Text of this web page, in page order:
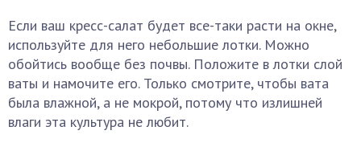
Если ваш кресс-салат будет все-таки расти на окне,
используйте для него небольшие лотки. Можно
обойтись вообще без почвы. Положите в лотки слой
ваты и намочите его. Только смотрите, чтобы вата
была влажной, а не мокрой, потому что излишней
влаги эта культура не любит.